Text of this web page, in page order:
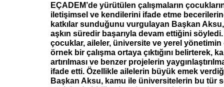
EÇADEM’de yürütülen çalışmaların
iletişimsel ve kendilerini ifade etme
katkılar sunduğunu vurgulayan Başkan Aksu,
aşkın süredir başarıyla devam ettiğini
çocuklar, aileler, üniversite ve yerel yönetimin
örnek bir çalışma ortaya çıktığını belirterek,
artırılması ve benzer projelerin
ifade etti. Özellikle ailelerin büyük emek
Başkan Aksu, kamu ile üniversitelerin bu tür